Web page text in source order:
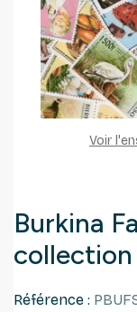
Voir
Burkina
Référence :